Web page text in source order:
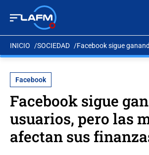
INICIO SOCIEDAD Facebook sigue
Facebook
Facebook sigue
usuarios, pero las
afectan sus